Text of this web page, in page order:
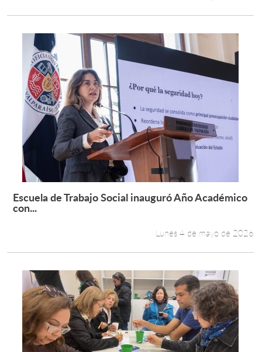
Leer más +
Escuela de Trabajo Social inauguró Año Académico
con...
Lunes 4 de mayo de 2026